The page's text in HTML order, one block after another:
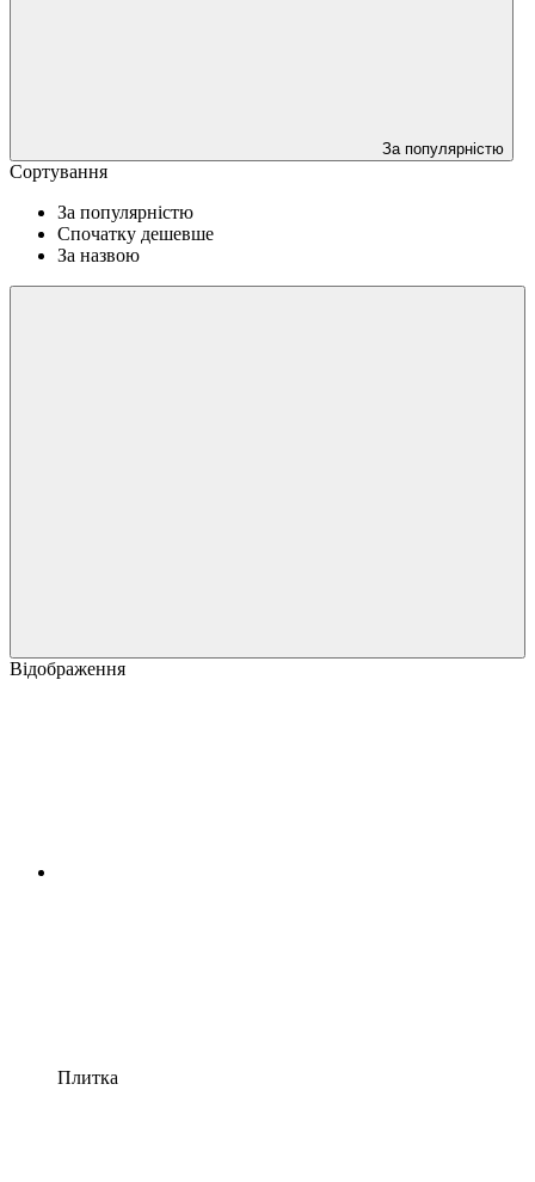
За популярністю
Сортування
За популярністю
Спочатку дешевше
За назвою
Відображення
Плитка